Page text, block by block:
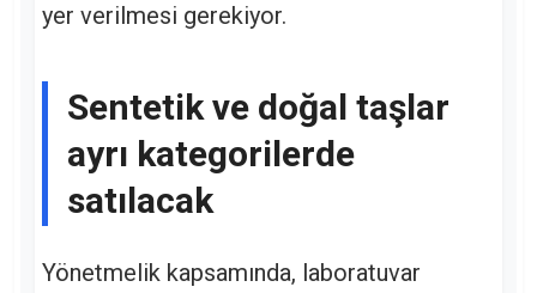
yer verilmesi gerekiyor.
Sentetik ve doğal taşlar
ayrı kategorilerde
satılacak
Yönetmelik kapsamında, laboratuvar